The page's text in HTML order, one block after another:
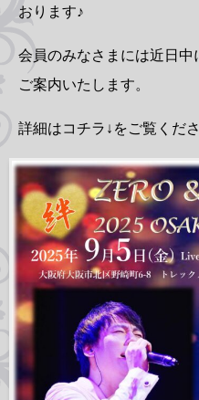
おります♪
会員のみなさまには近日
ご案内いたします。
詳細はコチラ↓をご覧くださ